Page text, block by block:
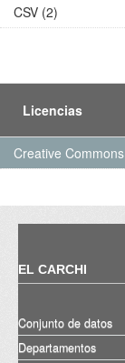
CSV (2)
Licencias
Creative
EL CARCHI
Conjunto de datos
Departamentos